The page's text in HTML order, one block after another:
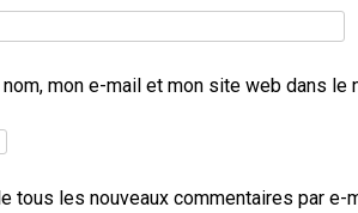
mon e-mail et mon site web dans le
tous les nouveaux commentaires par e-